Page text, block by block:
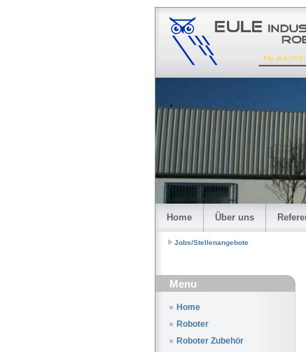
Home Über uns
Jobs/Stellenangebote
Menu
Home
Roboter
Roboter Zubehör